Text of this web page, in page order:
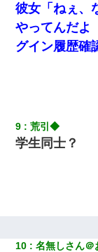
【不幸な結婚式】
てさ～ほんと恥ず
下座」→ 結果・・
私は家が貧しくて
卒業を控えた年の
彼女「ねぇ、
やってんだよ
グイン履歴確
9 荒引◆
学生同士？
10 名無しさん＠